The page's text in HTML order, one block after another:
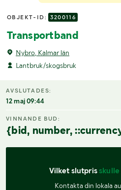
OBJEKT-ID: 3200116
Transportband
Nybro, Kalmar län
Lantbruk/skogsbruk
AVSLUTADES:
12 maj 09:44
VINNANDE BUD:
{bid, number,
Vilket slutpris skulle
Kontakta din lokala